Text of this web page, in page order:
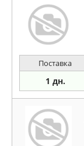
Поставка
1 дн.